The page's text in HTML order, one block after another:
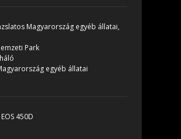
Magyarország egyéb állatai,
Park
egyéb állatai
450D